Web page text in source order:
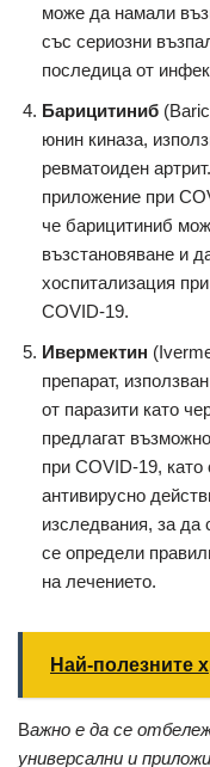
може да намали
със сериозни
последица от
Барицитиниб
юнин киназа,
ревматоиден
приложение при
че барицитиниб
възстановяване и
хоспитализация
COVID-19.
Ивермектин
препарат,
от паразити като
предлагат
при COVID-19,
антивирусно
изследвания, за да
се определи
на лечението.
Най-полезните
Важно е да се
универсални и